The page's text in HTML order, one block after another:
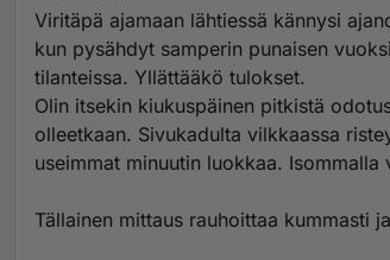
Viritäpä ajamaan lähtiessä kännysi
kun pysähdyt samperin punaisen
tilanteissa. Yllättääkö tulokset.
Olin itsekin kiukuspäinen pitkistä
olleetkaan. Sivukadulta vilkkaassa
useimmat minuutin luokkaa.
Tällainen mittaus rauhoittaa kummasti